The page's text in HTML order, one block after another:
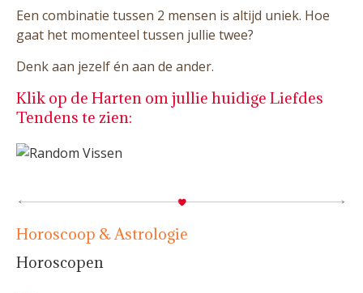
Een combinatie tussen 2 mensen is altijd uniek. Hoe
gaat het momenteel tussen jullie twee?
Denk aan jezelf én aan de ander.
Klik op de Harten om jullie huidige Liefdes
Tendens te zien:
Horoscoop & Astrologie
Horoscopen